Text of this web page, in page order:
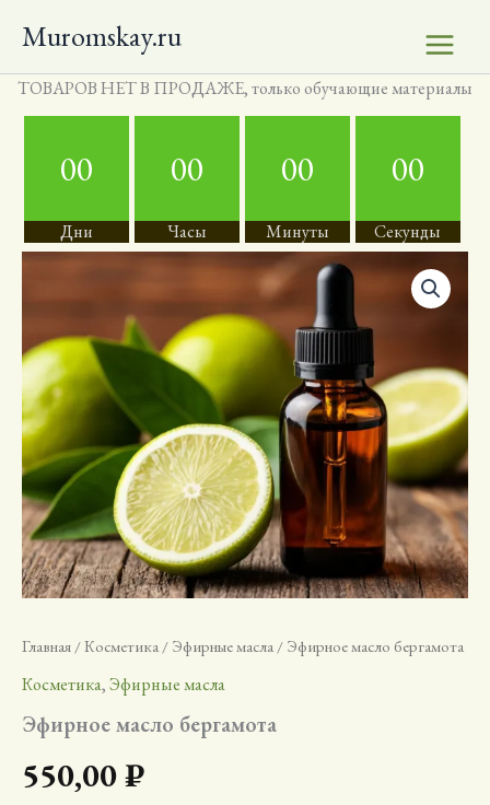
содержимому
Muromskay.ru
ТОВАРОВ НЕТ В ПРОДАЖЕ, только обучающие материалы
00
Дни
00
Часы
00
Минуты
00
Секунды
Главная /Косметика / Эфирные масла / Эфирное масло бергамота
Косметика,Эфирные масла
Эфирное масло бергамота
550,00₽